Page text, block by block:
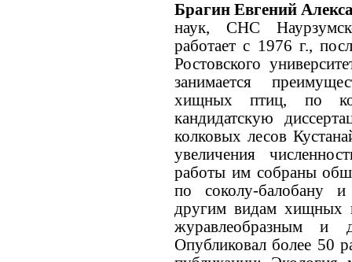
Брагин Евгений
наук, СНС
работает с 1976 г.,
Ростовского
занимается
хищных птиц, по
кандидатскую
колковых лесов
увеличения
работы им собраны
по соколу-балобану
другим видам хищных
журавлеобразным и
Опубликовал более 50